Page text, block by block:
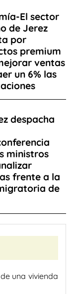
El sector
de Jerez
por
premium
ventas
un 6% las
despacha
ministros
frente a la
de
una vivienda